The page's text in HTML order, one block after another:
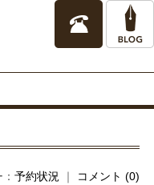
：予約状況 ｜ コメント (0)